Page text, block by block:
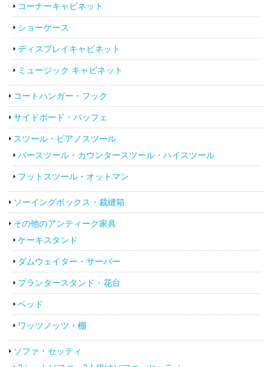
コーナーキャビネット
ショーケース
ディスプレイキャビネット
ミュージック キャビネット
コートハンガー・フック
サイドボード・バッフェ
スツール・ピアノスツール
バースツール・カウンタースツール・ハイスツール
フットスツール・オットマン
ソーイングボックス・裁縫箱
その他のアンティーク家具
ケーキスタンド
ダムウェイター・サーバー
プランタースタンド・花台
ベッド
ワッツノッツ・棚
ソファ・セッティ